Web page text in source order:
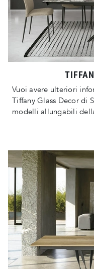
Vuoi avere ulteriori
Tiffany Glass Decor di
modelli allungabili